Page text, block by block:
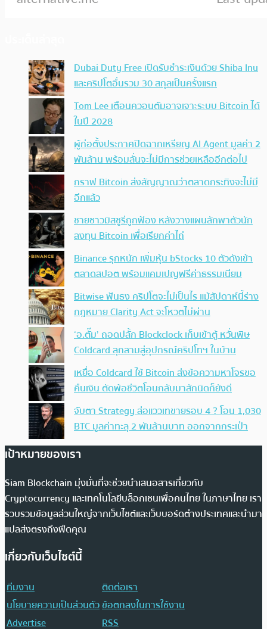
Dubai Duty Free เปิดรับชำระเงินด้วย Shiba Inu
และคริปโตอื่นรวม 30 สกุลเป็นครั้งแรก
Tom Lee เตือนควอนตัมอาจเจาะระบบ Bitcoin ได้
ในปี 2028
ผู้ก่อตั้งประกาศปิดฉากเหรียญ AI Agent มูลค่า 2
พันล้าน พร้อมลั่นจะไม่มีการช่วยเหลืออีกต่อไป
กราฟ Bitcoin ส่งสัญญาณว่าตลาดกระทิงจะไม่มี
อีกแล้ว
ชายชาวมิสซูรีถูกฟ้อง หลังวางแผนลักพาตัวนัก
ลงทุน Bitcoin เพื่อเรียกค่าไถ่
Binance รุกหนัก เพิ่มหุ้น bStocks 10 ตัวดังเข้า
ตลาดสปอต พร้อมแคมเปญฟรีค่าธรรมเนียม
Bitwise ฟันธง คริปโตจะไม่เป็นไร แม้สัปดาห์นี้ร่าง
กฎหมาย Clarity Act จะโหวตไม่ผ่าน
‘อ.ตั๊ม’ ถอดปลั้ก Blockclock เก็บเข้าตู้ หวั่นพิษ
Coldcard ลุกลามสู่อุปกรณ์คริปโทฯ ในบ้าน
เหยื่อ Coldcard ใช้ Bitcoin ส่งข้อความหาโจรขอ
คืนเงิน ตัดพ้อชีวิตโอนกลับมาสักนิดก็ยังดี
จับตา Strategy ส่อแววเทขายรอบ 4 ? โอน 1,030
BTC มูลค่าทะลุ 2 พันล้านบาท ออกจากกระเป๋า
เป้าหมายของเรา
Siam Blockchain มุ่งมั่นที่จะช่วยนำเสนอสารเกี่ยวกับ
Cryptocurrency และเทคโนโลยีบล็อกเชนเพื่อคนไทย ในภาษาไทย เรา
รวบรวมข้อมูลส่วนใหญ่จากเว็บไซต์และเว็บบอร์ดต่างประเทศและนำมา
แปลส่งตรงถึงฟีดคุณ
เกี่ยวกับเว็บไซต์นี้
ทีมงาน
ติดต่อเรา
นโยบายความเป็นส่วนตัวข้อตกลงในการใช้งาน
Advertise
RSS